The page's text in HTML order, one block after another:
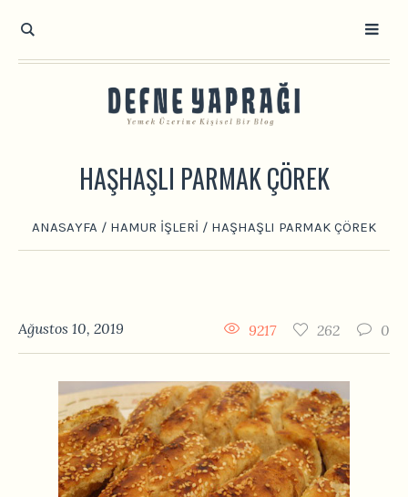
HAŞHAŞLI PARMAK ÇÖREK
ANASAYFA / HAMUR İŞLERI / HAŞHAŞLI PARMAK ÇÖREK
Ağustos 10, 2019 0
262
9217